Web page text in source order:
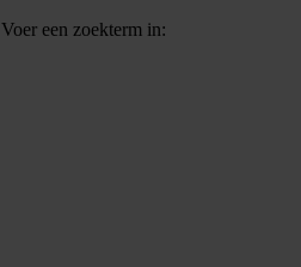
Voer een zoekterm in: